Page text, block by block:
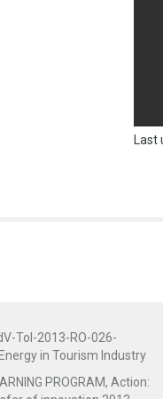
ToI-2013-RO-026-
in Tourism Industry
PROGRAM, Action: